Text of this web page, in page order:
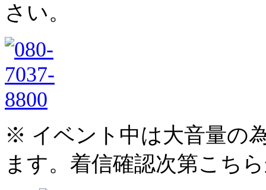
さい。
※ イベント中は大音量の
ます。着信確認次第こち